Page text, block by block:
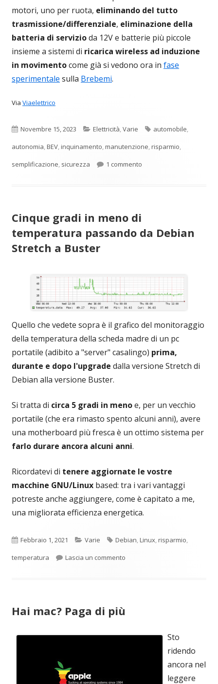
motori, uno per ruota, eliminando del tutto
trasmissione/differenziale, eliminazione della
batteria di servizioda 12V e batterie più piccole
insieme a sistemi di ricarica wireless ad induzione
in movimentocome già si vedono ora in fase
sperimentale sulla Brebemi.
Via Viaelettrico
Pubblicato
Novembre 15, 2023 Categorie
Elettricità,Varie Tag
automobile,
autonomia,BEV,inquinamento,manutenzione,risparmio,
semplificazione, sicurezza 1 commento
Cinque gradi in meno di
temperatura passando da Debian
Stretch a Buster
Quello che vedete sopra è il grafico del monitoraggio
della temperatura della scheda madre di un pc
portatile (adibito a "server" casalingo) prima,
durante e dopo l'upgrade dalla versione Stretch di
Debian alla versione Buster.
Si tratta di circa 5 gradi in menoe, per un vecchio
portatile (che era rimasto spento alcuni anni), avere
una motherboard più fresca è un ottimo sistema per
farlo durare ancora alcuni anni.
Ricordatevi di tenere aggiornate le vostre
macchine GNU/Linux based: tra i vari vantaggi
potreste anche aggiungere, come è capitato a me,
una migliorata efficienza energetica.
Pubblicato
Febbraio 1, 2021 Categorie
Varie Tag
Debian,Linux,risparmio,
temperatura
Lascia un commento
Hai mac? Paga di più
Sto
ridendo
ancora nel
leggere